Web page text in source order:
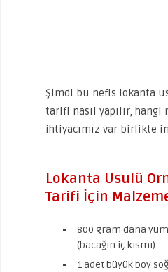
Şimdi bu nefis lokanta
tarifi nasıl yapılır, hangi
ihtiyacımız var birlikte
Lokanta Usulü
Tarifi İçin
800 gram dana
(bacağın iç kısmı)
1 adet büyük boy